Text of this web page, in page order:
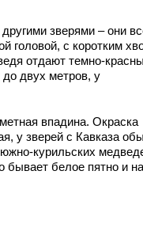
зверями – они
головой, с коротким
отдают темно-
двух метров, у
впадина. Окраска
у зверей с Кавказа
курильских
бывает белое пятно и на